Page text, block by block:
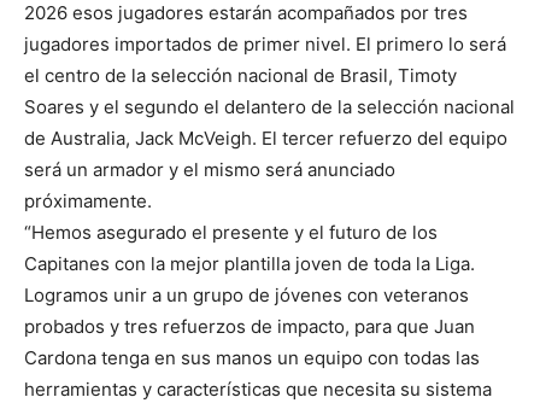
2026 esos jugadores estarán acompañados por tres
jugadores importados de primer nivel. El primero lo será
el centro de la selección nacional de Brasil, Timoty
Soares y el segundo el delantero de la selección nacional
de Australia, Jack McVeigh. El tercer refuerzo del equipo
será un armador y el mismo será anunciado
próximamente.
“Hemos asegurado el presente y el futuro de los
Capitanes con la mejor plantilla joven de toda la Liga.
Logramos unir a un grupo de jóvenes con veteranos
probados y tres refuerzos de impacto, para que Juan
Cardona tenga en sus manos un equipo con todas las
herramientas y características que necesita su sistema